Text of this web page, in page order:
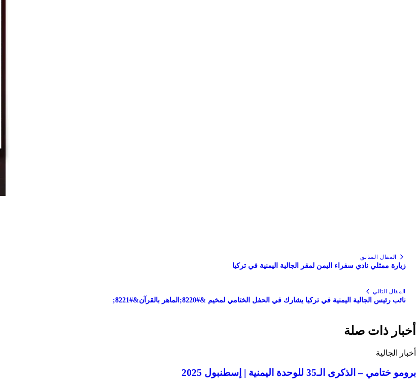
المقال السابق
زيارة ممثلي نادي سفراء اليمن لمقر الجالية اليمنية في تركيا
المقال التالي
نائب رئيس الجالية اليمنية في تركيا يشارك في الحفل الختامي لمخيم &#8220;الماهر بالقرآن&#8221;
أخبار ذات صلة
أخبار الجالية
برومو ختامي – الذكرى الـ35 للوحدة اليمنية | إسطنبول 2025